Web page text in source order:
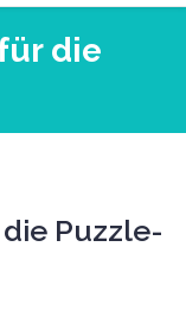
die
Puzzle-